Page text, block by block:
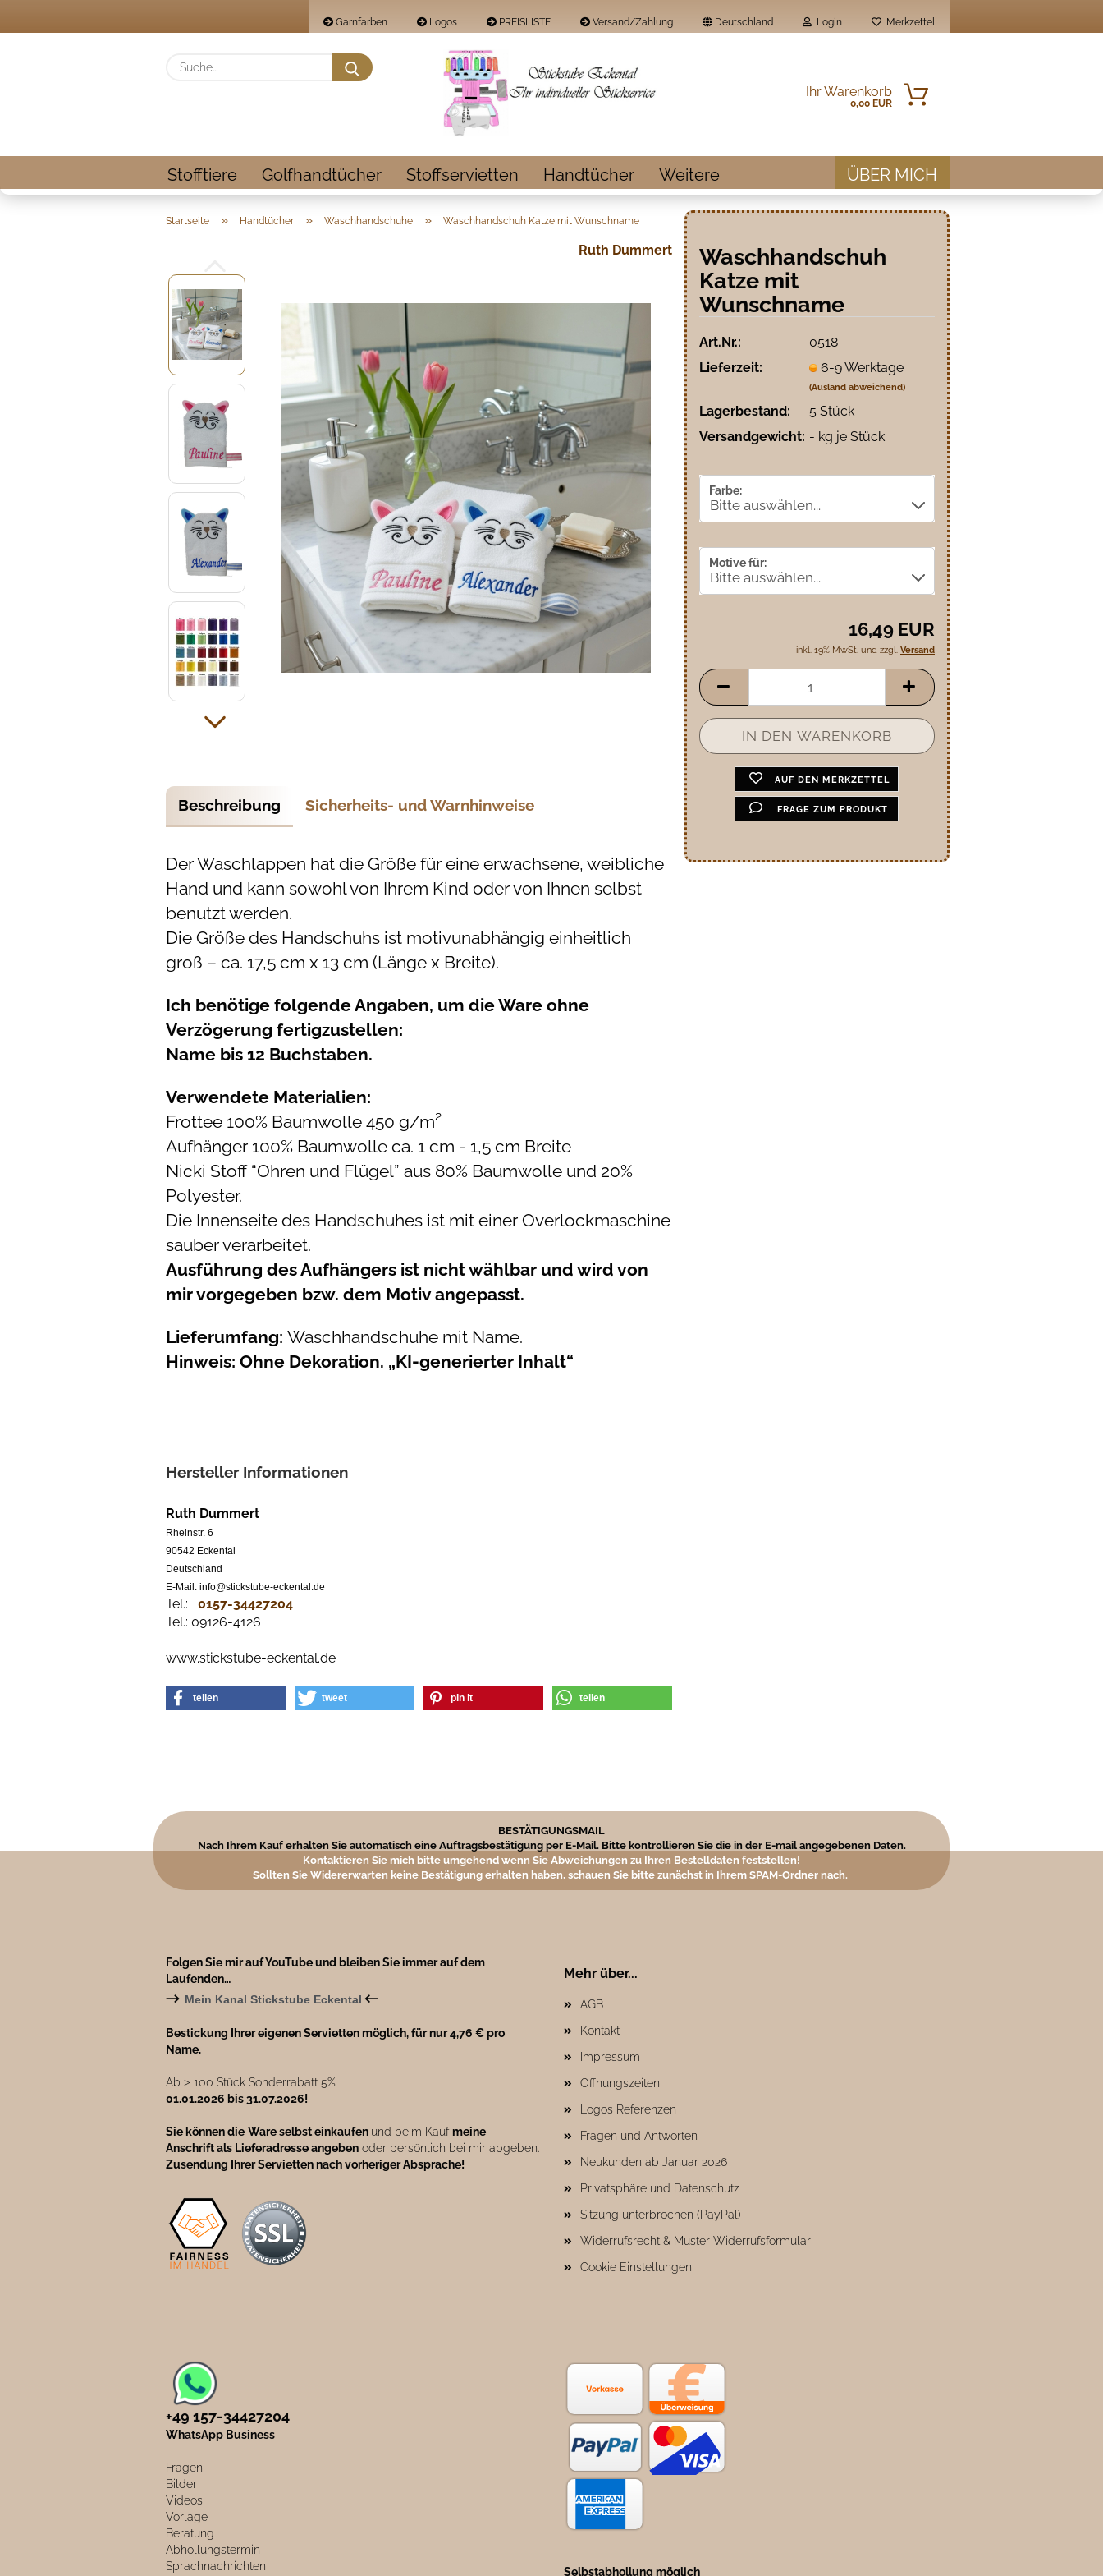
Garnfarben Logos PREISLISTE Versand/Zahlung Deutschland Login
Passwort
Konto erstellen
Passwort vergessen?
Merkzettel
Suche...
Ihr Warenkorb
0,00 EUR
Stofftiere Golfhandtücher Stoffservietten Handtücher ÜBER MICH
Weitere
Startseite » Handtücher » Waschhandschuhe » Waschhandschuh Katze mit Wunschname
Ruth Dummert
Waschhandschuh
Katze mit
Wunschname
Art.Nr.:
0518
Lieferzeit:
6-9 Werktage
(Ausland abweichend)
Lagerbestand: 5Stück
Versandgewicht: - kg je Stück
Farbe:
Motive für:
16,49 EUR
inkl. 19% MwSt. und zzgl. Versand
AUF DEN MERKZETTEL
FRAGE ZUM PRODUKT
Beschreibung Sicherheits- und Warnhinweise
Der Waschlappen hat die Größe für eine erwachsene, weibliche
Hand und kann sowohl von Ihrem Kind oder von Ihnen selbst
benutzt werden.
Die Größe des Handschuhs ist motivunabhängig einheitlich
groß – ca. 17,5 cm x 13 cm (Länge x Breite).
Ich benötige folgende Angaben, um die Ware ohne
Verzögerung fertigzustellen:
Name bis 12 Buchstaben.
Verwendete Materialien:
Frottee 100% Baumwolle 450 g/m²
Aufhänger 100% Baumwolle ca. 1 cm - 1,5 cm Breite
Nicki Stoff “Ohren und Flügel” aus 80% Baumwolle und 20%
Polyester.
Die Innenseite des Handschuhes ist mit einer Overlockmaschine
sauber verarbeitet.
Ausführung des Aufhängers ist nicht wählbar und wird von
mir vorgegeben bzw. dem Motiv angepasst.
Lieferumfang: Waschhandschuhe mit Name.
Hinweis: Ohne Dekoration. „KI-generierter Inhalt“
Hersteller Informationen
Ruth Dummert
Rheinstr. 6
90542 Eckental
Deutschland
E-Mail: info@stickstube-eckental.de
Tel.: 0157-34427204​
Tel.: 09126-4126
www.stickstube-eckental.de
teilen tweet pin it teilen
BESTÄTIGUNGSMAIL
Nach Ihrem Kauf erhalten Sie automatisch eine Auftragsbestätigung per E-Mail. Bitte kontrollieren Sie die in der E-mail angegebenen Daten.
Kontaktieren Sie mich bitte umgehend wenn Sie Abweichungen zu Ihren Bestelldaten feststellen!
Sollten Sie Widererwarten keine Bestätigung erhalten haben, schauen Sie bitte zunächst in Ihrem SPAM-Ordner nach.
Folgen Sie mir auf YouTube und bleiben Sie immer auf dem
Laufenden…
→ Mein Kanal Stickstube Eckental ←
Bestickung Ihrer eigenen Servietten möglich, für nur 4,76 € pro
Name.
Ab ˃ 100 Stück Sonderrabatt 5%
01.01.2026 bis 31.07.2026!
Sie können die Ware selbst einkaufen und beim Kaufmeine
Anschrift als Lieferadresse angeben oder persönlich bei mir abgeben.
Zusendung Ihrer Servietten nach vorheriger Absprache!
Mehr über...
AGB
Kontakt
Impressum
Öffnungszeiten
Logos Referenzen
Fragen und Antworten
Neukunden ab Januar 2026
Privatsphäre und Datenschutz
Sitzung unterbrochen (PayPal)
Widerrufsrecht & Muster-Widerrufsformular
Cookie Einstellungen
+49 157-34427204​
WhatsApp Business
Fragen
Bilder
Videos
Vorlage
Beratung
Abhollungstermin
Sprachnachrichten
Selbstabhollung möglich